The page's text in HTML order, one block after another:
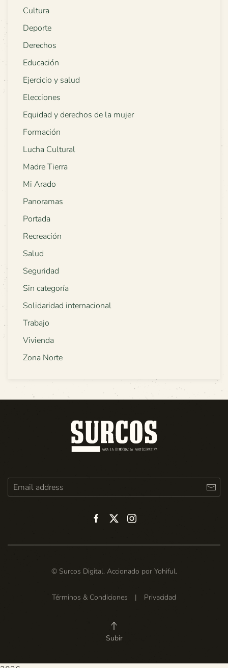
Cultura
Deporte
Derechos
Educación
Ejercicio y salud
Elecciones
Equidad y derechos de la mujer
Formación
Lucha Cultural
Madre Tierra
Mi Arado
Panoramas
Portada
Recreación
Salud
Seguridad
Sin categoría
Solidaridad internacional
Trabajo
Vivienda
Zona Norte
© Surcos Digital. Accionado por Yohiful.
Términos & Condiciones | Privacidad
Subir